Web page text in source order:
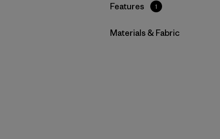
Filtrar por
Features 1
Filtrar por
Materials & Fabric